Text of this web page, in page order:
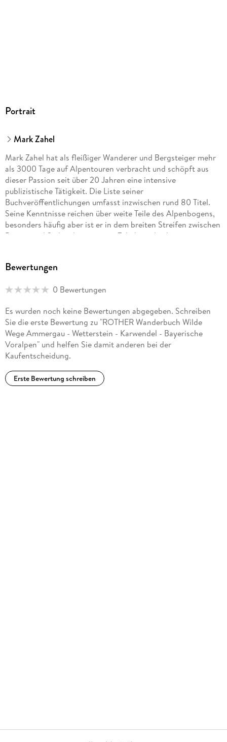
Portrait
Mark Zahel
Mark Zahel hat als fleißiger Wanderer und Bergsteiger mehr
als 3000 Tage auf Alpentouren verbracht und schöpft aus
dieser Passion seit über 20 Jahren eine intensive
publizistische Tätigkeit. Die Liste seiner
Buchveröffentlichungen umfasst inzwischen rund 80 Titel.
Seine Kenntnisse reichen über weite Teile des Alpenbogens,
besonders häufig aber ist er in dem breiten Streifen zwischen
Bayern und Südtirol unterwegs. Zahel vergleicht seine
»vollendet« werden könnte oder sollte. So bleibt die
»Gesamtbild« nach und nach immer detailreicher
Bewertungen
0 Bewertungen
Es wurden noch keine Bewertungen abgegeben. Schreiben
Sie die erste Bewertung zu "ROTHER Wanderbuch Wilde
Wege Ammergau - Wetterstein - Karwendel - Bayerische
Voralpen" und helfen Sie damit anderen bei der
Kaufentscheidung.
Erste Bewertung schreiben